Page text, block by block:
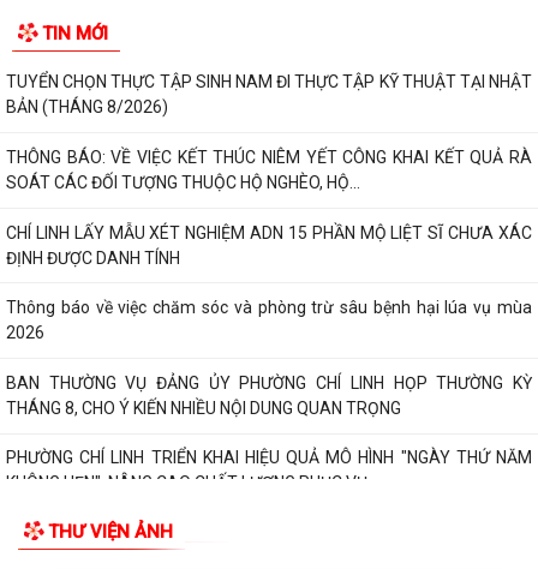
TIN MỚI
TUYỂN CHỌN THỰC TẬP SINH NAM ĐI THỰC TẬP KỸ THUẬT TẠI NHẬT
BẢN (THÁNG 8/2026)
THÔNG BÁO: VỀ VIỆC KẾT THÚC NIÊM YẾT CÔNG KHAI KẾT QUẢ RÀ
SOÁT CÁC ĐỐI TƯỢNG THUỘC HỘ NGHÈO, HỘ...
CHÍ LINH LẤY MẪU XÉT NGHIỆM ADN 15 PHẦN MỘ LIỆT SĨ CHƯA XÁC
ĐỊNH ĐƯỢC DANH TÍNH
Thông báo về việc chăm sóc và phòng trừ sâu bệnh hại lúa vụ mùa
2026
BAN THƯỜNG VỤ ĐẢNG ỦY PHƯỜNG CHÍ LINH HỌP THƯỜNG KỲ
THÁNG 8, CHO Ý KIẾN NHIỀU NỘI DUNG QUAN TRỌNG
PHƯỜNG CHÍ LINH TRIỂN KHAI HIỆU QUẢ MÔ HÌNH "NGÀY THỨ NĂM
KHÔNG HẸN", NÂNG CAO CHẤT LƯỢNG PHỤC VỤ...
THƯ VIỆN ẢNH